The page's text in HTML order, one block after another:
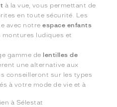
à la vue, vous permettant de
en toute sécurité. Les
avec notreespace enfants
montures ludiques et
gamme de lentilles de
une alternative aux
conseilleront sur les types
à votre mode de vie et à
à Sélestat